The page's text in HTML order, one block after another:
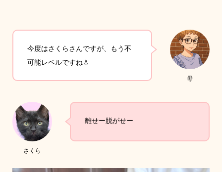
母
今度はさくらさんですが、もう不
可能レベルですね💧
さくら
離せー脱がせー